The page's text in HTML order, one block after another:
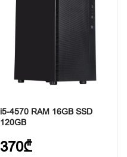
i5-4570 RAM 16GB SSD
120GB
370₾